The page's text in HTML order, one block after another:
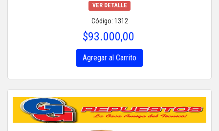
VER DETALLE
Código: 1312
$93.000,00
Agregar al Carrito